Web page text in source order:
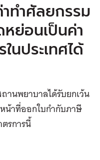
ทำศัลยกรรม
ย่อนเป็นค่า
นประเทศได้
านพยาบาลได้รับยกเว้น
น้าที่ออกใบกำกับภาษี
รการนี้